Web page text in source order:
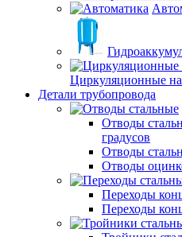
Циркуляционные
Детали трубопровода
Отводы
градусов
Отводы
Отводы
Переходы
Переходы